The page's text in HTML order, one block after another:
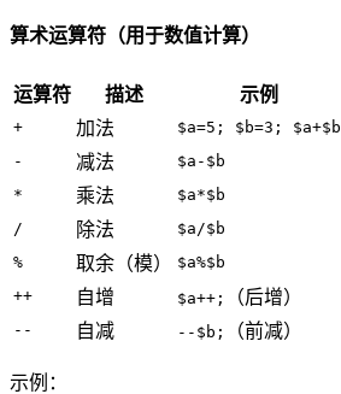
算术运算符（用于数值计算）
运算符 描述 示例
+ 加法 $a=5; $b=3; $a+$b
- 减法 $a-$b
* 乘法 $a*$b
/ 除法 $a/$b
% 取余（模） $a%$b
++ 自增 $a++; （后增）
-- 自减 --$b; （前减）
示例：